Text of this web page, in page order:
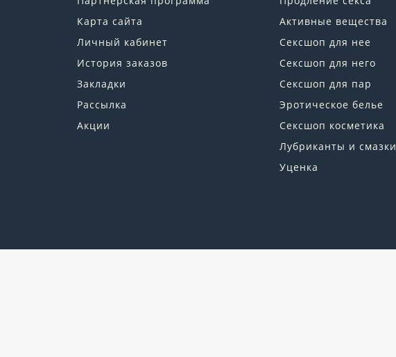
Карта сайта
Личный кабинет
История заказов
Закладки
Рассылка
Акции
Активные вещества
Сексшоп для нее
Сексшоп для него
Сексшоп для пар
Эротическое белье
Сексшоп косметика
Лубриканты и смазки
Уценка